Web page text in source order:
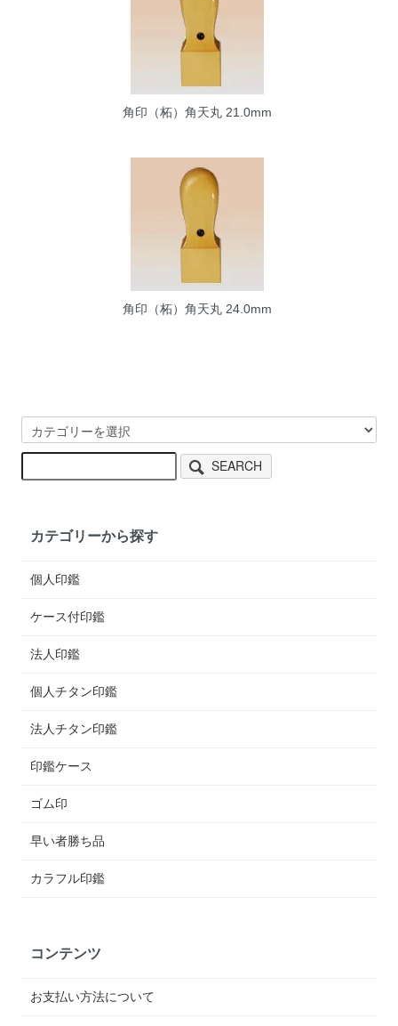
角印（柘）角天丸 21.0mm
角印（柘）角天丸 24.0mm
SEARCH
カテゴリーから探す
個人印鑑
ケース付印鑑
法人印鑑
個人チタン印鑑
法人チタン印鑑
印鑑ケース
ゴム印
早い者勝ち品
カラフル印鑑
コンテンツ
お支払い方法について